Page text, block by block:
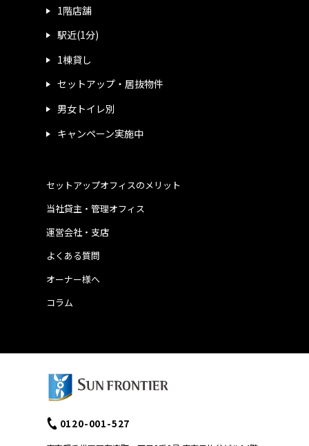
1階店舗
駅近(1分)
1棟貸し
セットアップ・居抜物件
男女トイレ別
キャンペーン実施中
運営会社・支店
よくある質問
当社貸主・管理オフィス
オーナー様へ
コラム
セットアップオフィスのメリット
0120-001-527